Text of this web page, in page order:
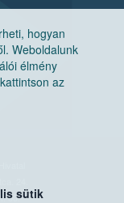
hogyan
Weboldalunk
élmény
az
sütik
30.